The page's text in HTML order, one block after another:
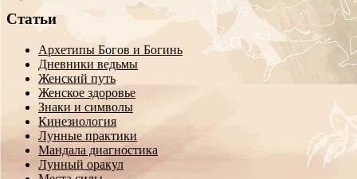
Статьи
Архетипы Богов и Богинь
Дневники ведьмы
Женский путь
Женское здоровье
Знаки и символы
Кинезиология
Лунные практики
Мандала диагностика
Лунный оракул